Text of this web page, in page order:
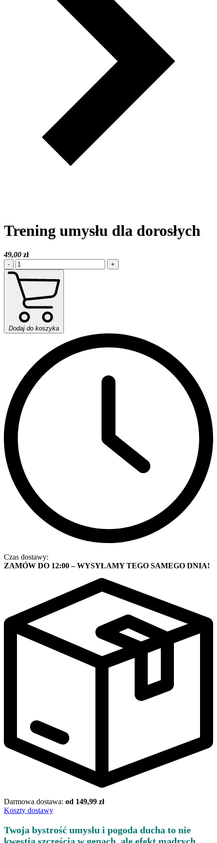
Trening umysłu dla dorosłych
49,00 zł
- +
Dodaj do koszyka
Czas dostawy:
ZAMÓW DO 12:00 – WYSYŁAMY TEGO SAMEGO DNIA!
Darmowa dostawa: od 149,99 zł
Koszty dostawy
Twoja bystrość umysłu i pogoda ducha to nie